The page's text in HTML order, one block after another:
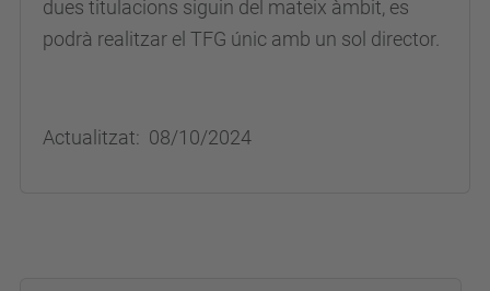
dues titulacions siguin del mateix àmbit, es
podrà realitzar el TFG únic amb un sol director.
Actualitzat: 08/10/2024